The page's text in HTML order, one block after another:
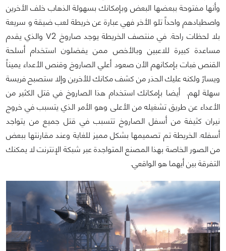
وأنها مفتوحة ببعضها البعض وبإمكانك بسهولة الذهاب خلف الأخرين
واصطيادهم واحداً تلو الأخر فهي عبارة عن خريطة لعب ضيقة و سريعة
بلا لحظات راحة. في منتصف الخريطة يوجد صاروخ V2 والذي يقدم
مساعدة كبيرة للاعبين وبالأخص ممن يفضلون استخدام أسلحة
القنص فبات بإمكانهم الأن صعود أعلي الصاروخ وقنص الأعداء يميناً
ويسارً ولكنه عليك الحذر من كشف مكانك للأخرين وإلا ستصبح فريسة
سهلة لهم. أيضا بإمكانك استخدام هذا الصاروخ في قتل الكثير من
الأعداء عن طريق تشغيله من الأعلى وهو الأمر الذي يتسبب في خروج
نيران كثيفة من أسفل الصاروخ تتسبب في قتل جميع من يتواجد
أسفله. الخريطة تم تصميمها بشكل مميز للغاية وعند مقارنتها ببعض
من الصور الخاصة بهذا المصنع المتواجدة عبر شبكة الإنترنت لا يمكنك
التفرقة بين أيهما هو الواقعي.